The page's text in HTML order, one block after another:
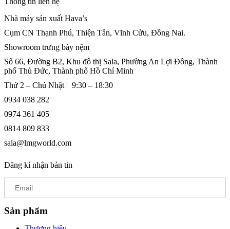
Nhà máy sản xuất Hava’s
Cụm CN Thạnh Phú, Thiện Tân, Vĩnh Cửu, Đồng Nai.
Showroom trưng bày nệm
Số 66, Đường B2, Khu đô thị Sala, Phường An Lợi Đông, Thành
phố Thủ Đức, Thành phố Hồ Chí Minh
Thứ 2 – Chủ Nhật | 9:30 – 18:30
0934 038 282
0974 361 405
0814 809 833
sala@lmgworld.com
Đăng kí nhận bản tin
Sản phẩm